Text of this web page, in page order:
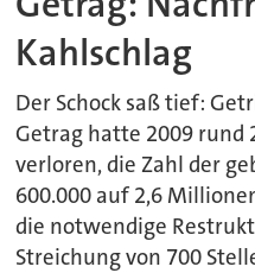
Kahlschlag
Der Schock saß tief:
Getrag hatte 2009 rund
verloren, die Zahl der
600.000 auf 2,6
die notwendige
Streichung von 700